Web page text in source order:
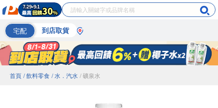
宅配 到店取貨
首頁 / 飲料零食 / 水．汽水 / 礦泉水